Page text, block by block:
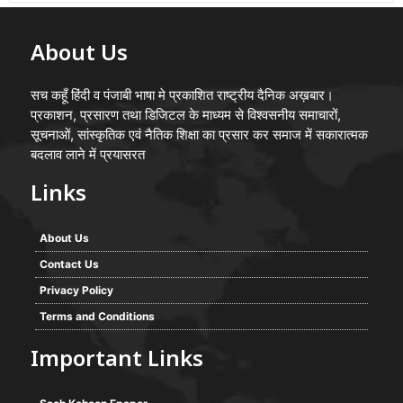
About Us
सच कहूँ हिंदी व पंजाबी भाषा मे प्रकाशित राष्ट्रीय दैनिक अख़बार।
प्रकाशन, प्रसारण तथा डिजिटल के माध्यम से विश्वसनीय समाचारों,
सूचनाओं, सांस्कृतिक एवं नैतिक शिक्षा का प्रसार कर समाज में सकारात्मक
बदलाव लाने में प्रयासरत
Links
About Us
Contact Us
Privacy Policy
Terms and Conditions
Important Links